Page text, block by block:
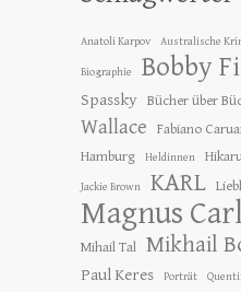
Anatoli Karpov Australische
Biographie Bobby
Spassky Bücher über
Wallace
Fabiano
Hamburg
Heldinnen
Jackie Brown KARL
Magnus
Mihail Tal Mikhail
Paul Keres Porträt